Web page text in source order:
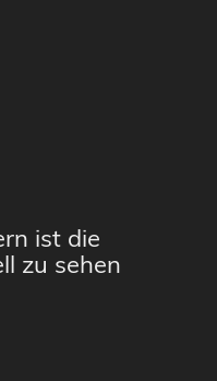
ist die
zu sehen